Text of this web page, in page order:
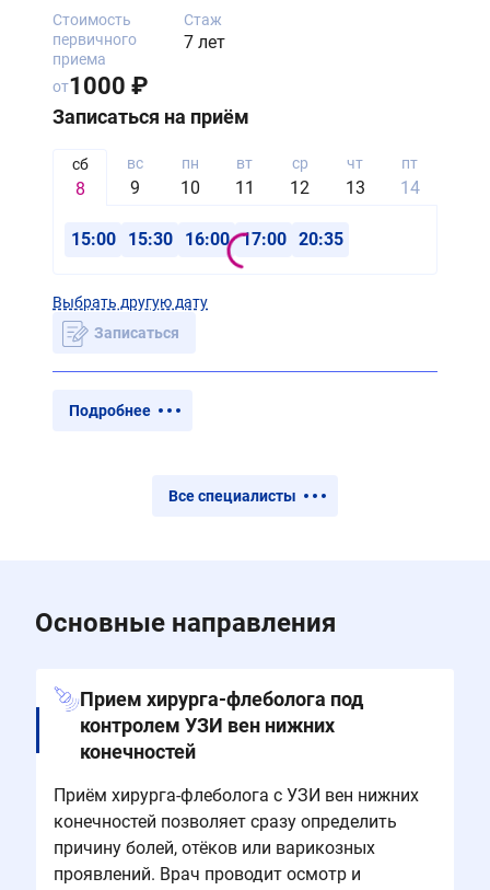
Стаж
7 лет
Стоимость
первичного
приема
от1000 ₽
Записаться на приём
сб
8
вс
9
пн
10
вт
11
ср
12
чт
13
пт
14
15:00 15:30 16:00 17:00 20:35
Выбрать другую дату
Записаться
Подробнее
Все специалисты
Основные направления
Прием хирурга-флеболога под
контролем УЗИ вен нижних
конечностей
Приём хирурга-флеболога с УЗИ вен нижних
конечностей позволяет сразу определить
причину болей, отёков или варикозных
проявлений. Врач проводит осмотр и